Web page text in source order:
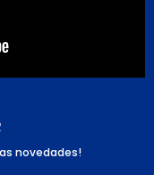
novedades!